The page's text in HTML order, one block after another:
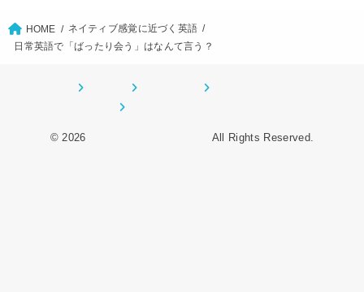
HOME
ネイティブ感覚に近づく英語
日常英語で「ばったり会う」はなんて言う？
© 2026 All Rights Reserved.